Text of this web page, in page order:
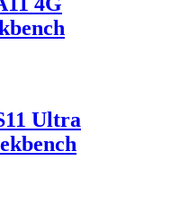
Ultra